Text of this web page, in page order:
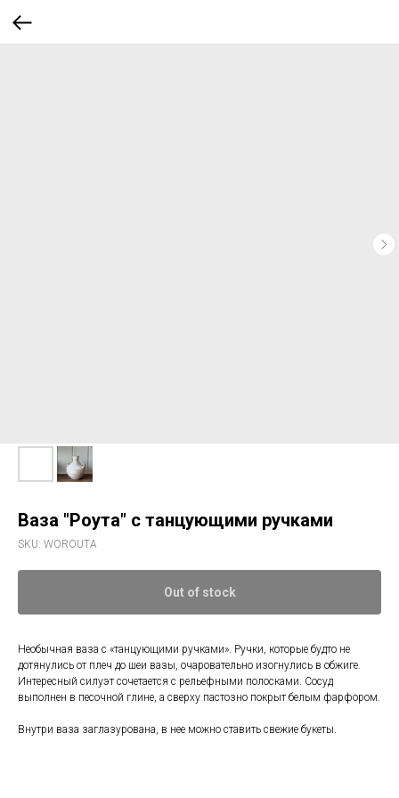
Ваза "Роута" с танцующими ручками
SKU: WOROUTA
Out of stock
Необычная ваза с «танцующими ручками». Ручки, которые будто не
дотянулись от плеч до шеи вазы, очаровательно изогнулись в обжиге.
Интересный силуэт сочетается с рельефными полосками. Сосуд
выполнен в песочной глине, а сверху пастозно покрыт белым фарфором.
Внутри ваза заглазурована, в нее можно ставить свежие букеты.